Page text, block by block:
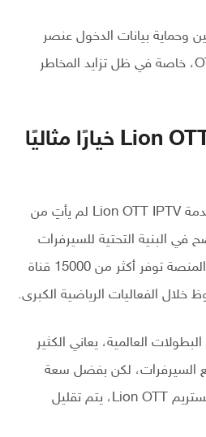
وحماية بيانات الدخول عنصر
أساسي في لوحة الأسد OTT، خاصة في ظل تزايد المخاطر
لماذا تعتبر لوحة Lion OTT خيارًا مثاليًا
النجاح الكبير الذي حققته خدمة Lion OTT IPTV لم يأتِ من
في البنية التحتية للسيرفرات
وتحديث الأنظمة باستمرار. المنصة توفر أكثر من 15000 قناة
خلال الفعاليات الرياضية الكبرى.
العالمية، يعاني الكثير
السيرفرات، لكن بفضل سعة
التحمل الكبيرة في اكواد اكستريم Lion OTT، يتم تقليل